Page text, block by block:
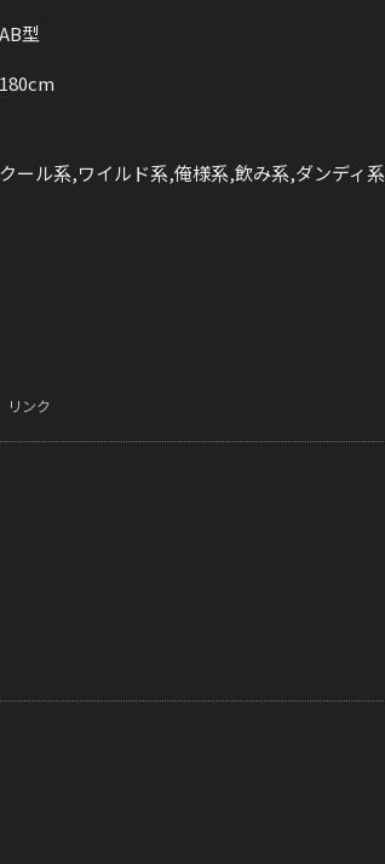
AB型
180cm
クール系,ワイルド系,俺様系,飲み系,ダンディ系
リンク